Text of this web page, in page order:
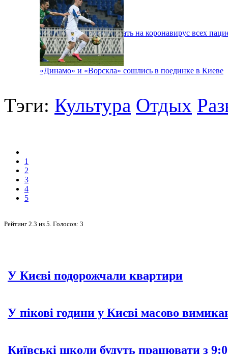
В Киеве будут тестировать на коронавирус всех
«Динамо» и «Ворскла» сошлись в поединке в Киеве
Тэги: Культура Отдых
1
2
3
4
5
Рейтинг 2.3 из 5 . Голосов: 3
У Києві подорожчали квартири
У пікові години у Києві масово
Київські школи будуть працювати з